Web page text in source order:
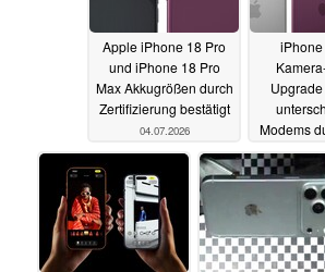
Apple iPhone 18 Pro
und iPhone 18 Pro
Max Akkugrößen durch
Zertifizierung bestätigt
04.07.2026
Modems
Leak
bestätigt